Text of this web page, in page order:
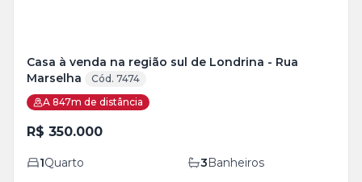
Casa à venda na região sul de Londrina - Rua
Marselha
Cód. 7474
A 847m de distância
R$ 350.000
1Quarto 3Banheiros